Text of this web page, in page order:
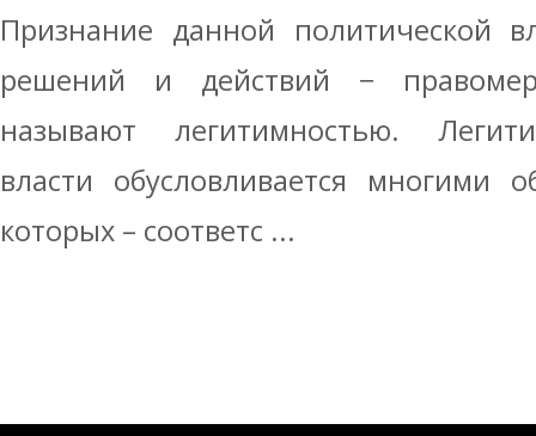
Признание данной политической
решений и действий −
называют легитимностью.
власти обусловливается многими
которых – соответс ...